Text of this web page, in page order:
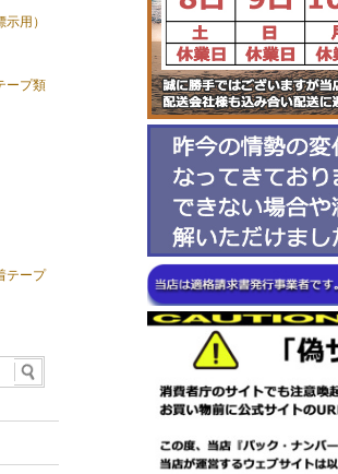
用）
ープ類
テープ